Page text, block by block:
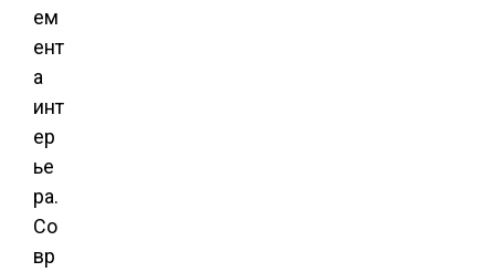
ем
ент
а
инт
ер
ье
ра.
Со
вр